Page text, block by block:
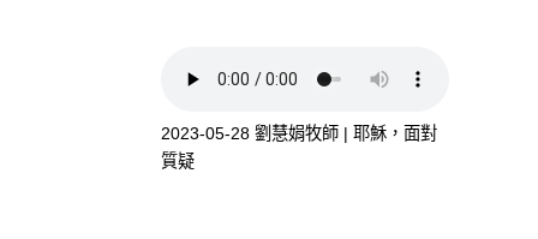
2023-05-28 劉慧娟牧師 | 耶穌，面對
質疑